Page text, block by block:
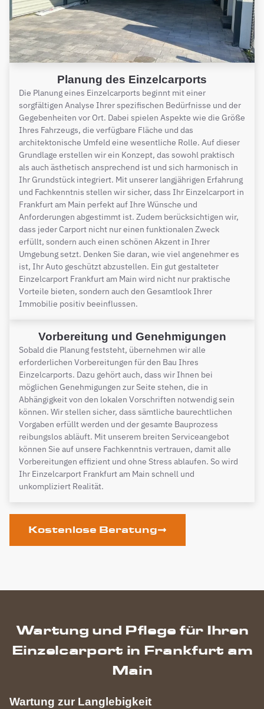
Planung des Einzelcarports
Die Planung eines Einzelcarports beginnt mit einer
sorgfältigen Analyse Ihrer spezifischen Bedürfnisse und der
Gegebenheiten vor Ort. Dabei spielen Aspekte wie die Größe
Ihres Fahrzeugs, die verfügbare Fläche und das
architektonische Umfeld eine wesentliche Rolle. Auf dieser
Grundlage erstellen wir ein Konzept, das sowohl praktisch
als auch ästhetisch ansprechend ist und sich harmonisch in
Ihr Grundstück integriert. Mit unserer langjährigen Erfahrung
und Fachkenntnis stellen wir sicher, dass Ihr Einzelcarport in
Frankfurt am Main perfekt auf Ihre Wünsche und
Anforderungen abgestimmt ist. Zudem berücksichtigen wir,
dass jeder Carport nicht nur einen funktionalen Zweck
erfüllt, sondern auch einen schönen Akzent in Ihrer
Umgebung setzt. Denken Sie daran, wie viel angenehmer es
ist, Ihr Auto geschützt abzustellen. Ein gut gestalteter
Einzelcarport Frankfurt am Main wird nicht nur praktische
Vorteile bieten, sondern auch den Gesamtlook Ihrer
Immobilie positiv beeinflussen.
Vorbereitung und Genehmigungen
Sobald die Planung feststeht, übernehmen wir alle
erforderlichen Vorbereitungen für den Bau Ihres
Einzelcarports. Dazu gehört auch, dass wir Ihnen bei
möglichen Genehmigungen zur Seite stehen, die in
Abhängigkeit von den lokalen Vorschriften notwendig sein
können. Wir stellen sicher, dass sämtliche baurechtlichen
Vorgaben erfüllt werden und der gesamte Bauprozess
reibungslos abläuft. Mit unserem breiten Serviceangebot
können Sie auf unsere Fachkenntnis vertrauen, damit alle
Vorbereitungen effizient und ohne Stress ablaufen. So wird
Ihr Einzelcarport Frankfurt am Main schnell und
unkompliziert Realität.
Kostenlose Beratung
Wartung und Pflege für Ihren
Einzelcarport in Frankfurt am
Main
Wartung zur Langlebigkeit